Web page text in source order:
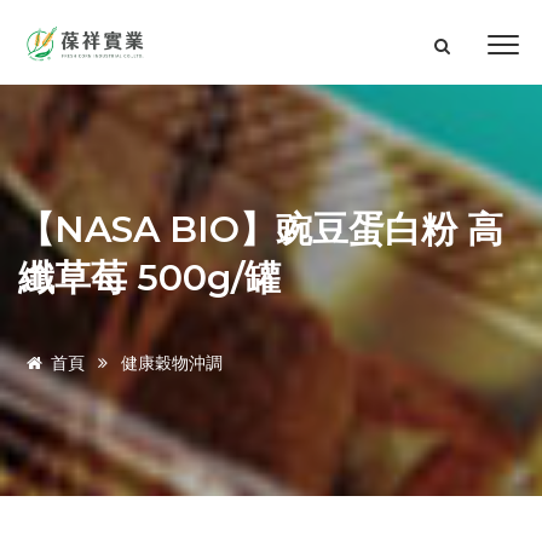
【NASA BIO】豌豆蛋白粉 高
纖草莓 500g/罐
首頁 健康穀物沖調